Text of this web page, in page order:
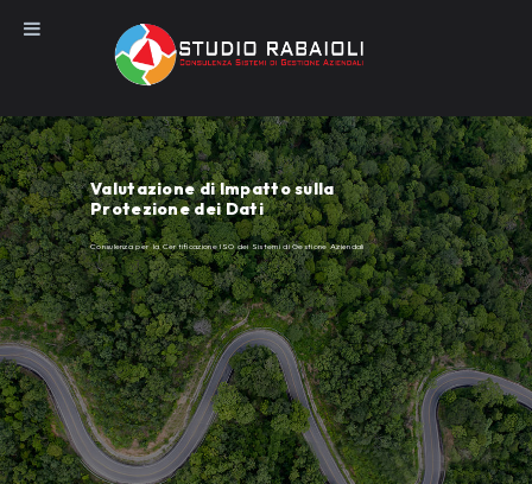
Salta
al
contenuto
Valutazione di Impatto sulla
Protezione dei Dati
Consulenza per la Certificazione ISO dei Sistemi di Gestione Aziendali